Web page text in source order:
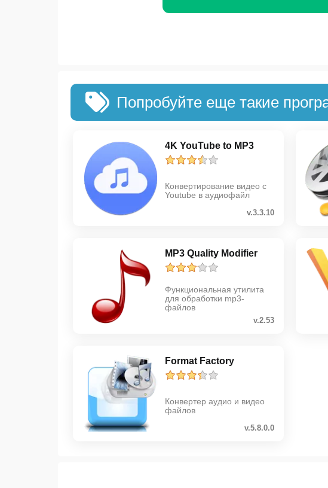
Попробуйте еще такие
4K YouTube to MP3
Конвертирование видео с
Youtube в аудиофайл
v.3.3.10
MP3 Quality Modifier
Функциональная утилита
для обработки mp3-
файлов
v.2.53
Format Factory
Конвертер аудио и видео
файлов
v.5.8.0.0